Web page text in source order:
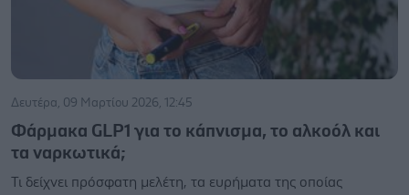
Δευτέρα, 09 Μαρτίου 2026, 12:45
Φάρμακα GLP1 για το κάπνισμα, το αλκοόλ και
τα ναρκωτικά;
Τι δείχνει πρόσφατη μελέτη, τα ευρήματα της οποίας